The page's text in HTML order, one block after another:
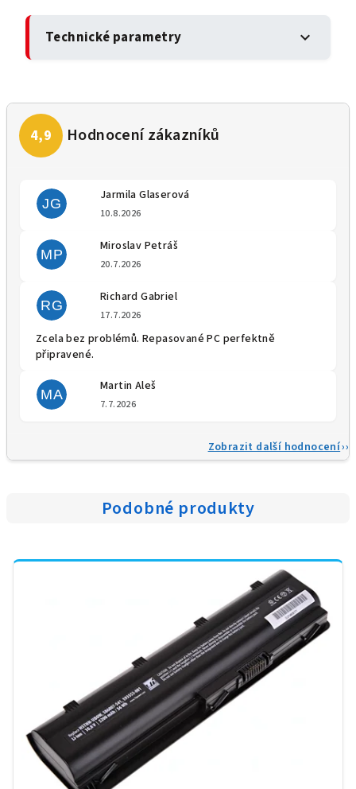
Technické parametry expand_more
JG
Jarmila Glaserová
10.8.2026
MP
Miroslav Petráš
20.7.2026
RG
Richard Gabriel
17.7.2026
Zcela bez problémů. Repasované PC perfektně
připravené.
MA
Martin Aleš
7.7.2026
Zobrazit další hodnocení
Podobné produkty